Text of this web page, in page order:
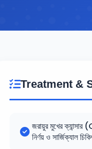
Treatment &
জরায়ুর মুখের
নির্ণয় ও সার্জিক্যাল